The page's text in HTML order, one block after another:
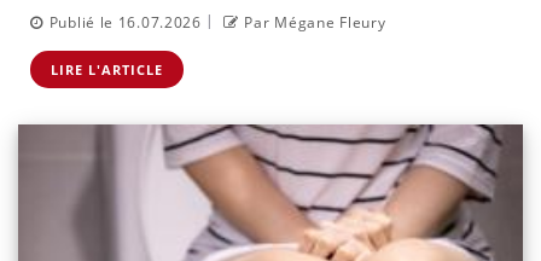
Publié le 16.07.2026 | Par Mégane Fleury
LIRE L'ARTICLE